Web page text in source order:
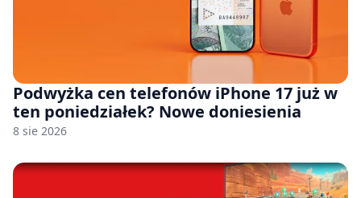
Podwyżka cen telefonów iPhone 17 już w
ten poniedziałek? Nowe doniesienia
8 sie 2026